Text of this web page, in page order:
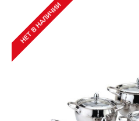
НЕТ В НАЛИЧИИ